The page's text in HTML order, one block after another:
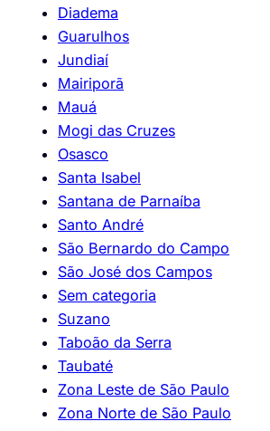
Diadema
Guarulhos
Jundiaí
Mairiporã
Mauá
Mogi das Cruzes
Osasco
Santa Isabel
Santana de Parnaíba
Santo André
São Bernardo do Campo
São José dos Campos
Sem categoria
Suzano
Taboão da Serra
Taubaté
Zona Leste de São Paulo
Zona Norte de São Paulo